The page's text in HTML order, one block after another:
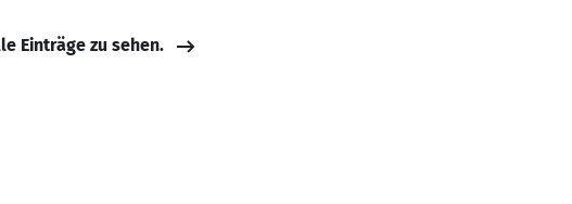
Einträge zu sehen.